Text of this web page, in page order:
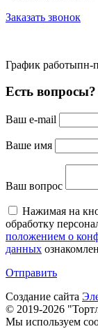
Заказать звонок
График работыпн-
Есть
Ваш e-mail
Ваше имя
Ваш вопрос
Нажимая на
обработку
положением о
данных
Отправить
Создание сайта
© 2019-2026
Мы используем